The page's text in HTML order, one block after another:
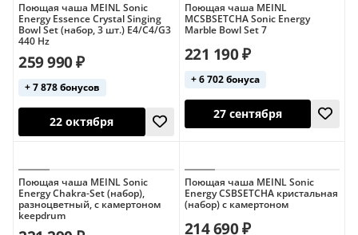
22 октября
22 октября
Поющая чаша MEINL Sonic
Energy Essence Crystal Singing
Bowl Set (набор, 3 шт.) E4/C4/G3
440 Hz
259 990 ₽
+ 7 878 бонусов
Поющая чаша MEINL
MCSBSETCHA Sonic Energy
Marble Bowl Set 7
221 190 ₽
+ 6 702 бонуса
Поющая чаша MEINL Sonic
Energy Chakra-Set (набор),
разноцветный, с камертоном
keepdrum
Поющая чаша MEINL Sonic
Energy CSBSETCHA кристальная
(набор) с камертоном
214 690 ₽